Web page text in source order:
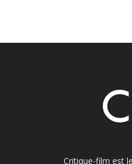
Critique-film est